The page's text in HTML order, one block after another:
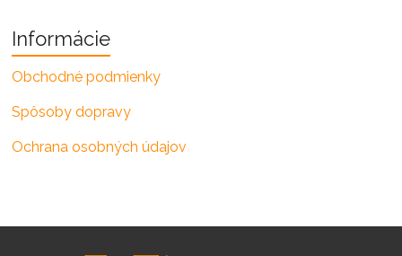
Informácie
Obchodné podmienky
Spôsoby dopravy
Ochrana osobných údajov